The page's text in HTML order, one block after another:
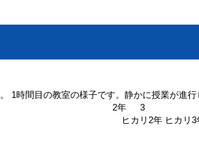
1時間目の教室の様子です。静かに授業が進行
3
年 ヒカリ3